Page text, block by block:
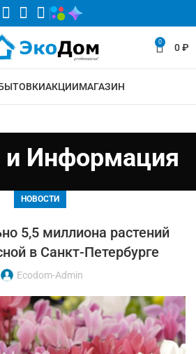
0 0₽
АКЦИИМАГАЗИН
и Информация
НОВОСТИ
5,5 миллиона растений
в Санкт-Петербурге
Ecodom-Admin